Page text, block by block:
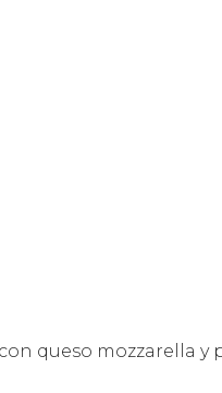
queso mozzarella y